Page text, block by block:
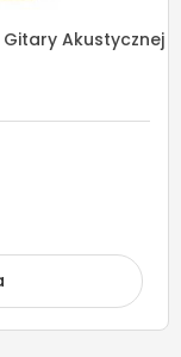
Gitary Akustycznej